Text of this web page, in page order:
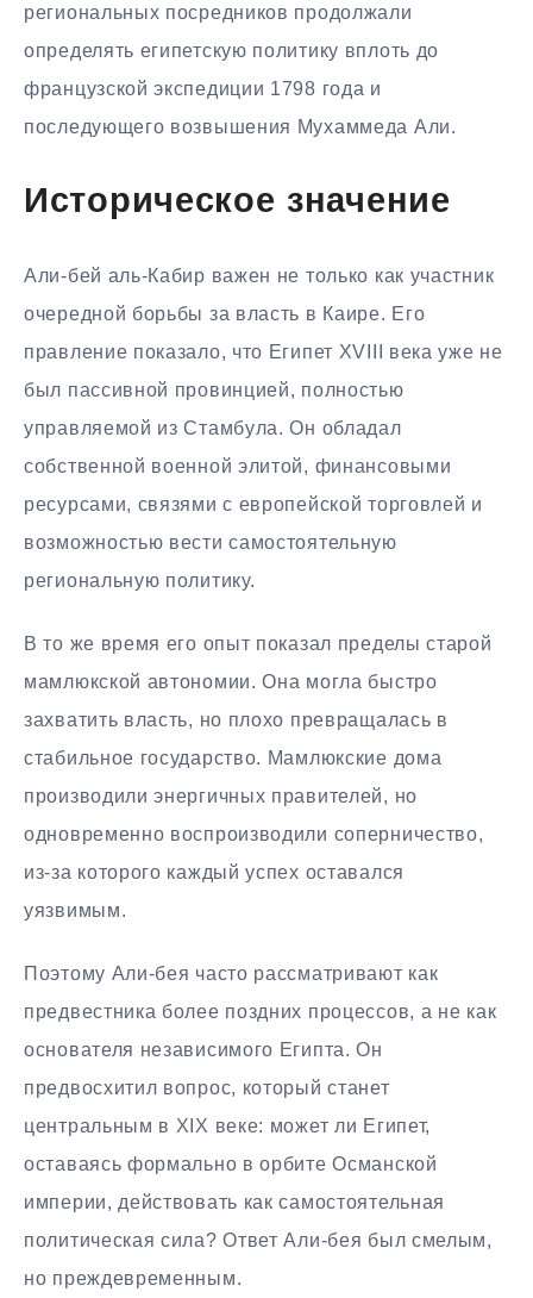
региональных посредников продолжали
определять египетскую политику вплоть до
французской экспедиции 1798 года и
последующего возвышения Мухаммеда Али.
Историческое значение
Али-бей аль-Кабир важен не только как участник
очередной борьбы за власть в Каире. Его
правление показало, что Египет XVIII века уже не
был пассивной провинцией, полностью
управляемой из Стамбула. Он обладал
собственной военной элитой, финансовыми
ресурсами, связями с европейской торговлей и
возможностью вести самостоятельную
региональную политику.
В то же время его опыт показал пределы старой
мамлюкской автономии. Она могла быстро
захватить власть, но плохо превращалась в
стабильное государство. Мамлюкские дома
производили энергичных правителей, но
одновременно воспроизводили соперничество,
из-за которого каждый успех оставался
уязвимым.
Поэтому Али-бея часто рассматривают как
предвестника более поздних процессов, а не как
основателя независимого Египта. Он
предвосхитил вопрос, который станет
центральным в XIX веке: может ли Египет,
оставаясь формально в орбите Османской
империи, действовать как самостоятельная
политическая сила? Ответ Али-бея был смелым,
но преждевременным.